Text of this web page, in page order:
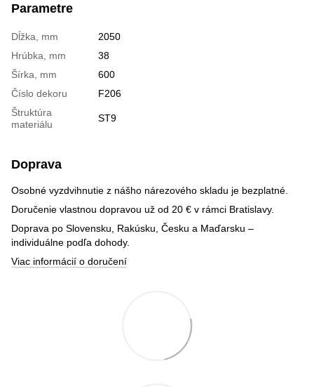
Parametre
Dĺžka, mm
2050
Hrúbka, mm
38
Šírka, mm
600
Číslo dekoru
F206
Štruktúra
materiálu
ST9
Doprava
Osobné vyzdvihnutie z nášho nárezového skladu je bezplatné.
Doručenie vlastnou dopravou už od 20 € v rámci Bratislavy.
Doprava po Slovensku, Rakúsku, Česku a Maďarsku –
individuálne podľa dohody.
Viac informácií o doručení